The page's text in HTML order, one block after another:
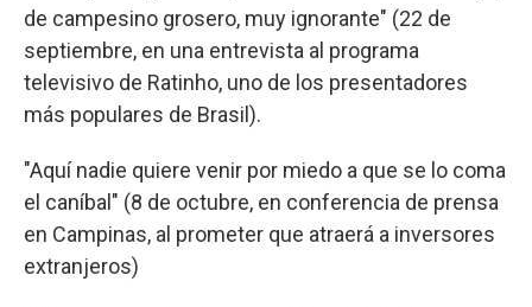
de campesino grosero, muy ignorante" (22 de
septiembre, en una entrevista al programa
televisivo de Ratinho, uno de los presentadores
más populares de Brasil).
"Aquí nadie quiere venir por miedo a que se lo coma
el caníbal" (8 de octubre, en conferencia de prensa
en Campinas, al prometer que atraerá a inversores
extranjeros)